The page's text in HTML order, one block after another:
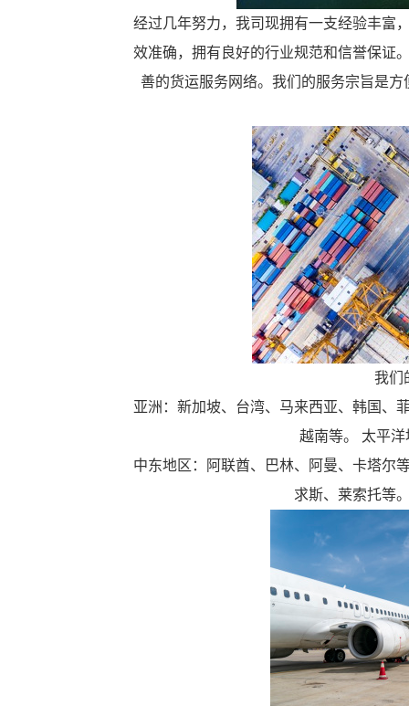
经过几年努力，我司现拥有一支经验丰富
效准确，拥有良好的行业规范和信誉保证
善的货运服务网络。我们的服务宗旨是方
我们
亚洲：新加坡、台湾、马来西亚、韩国、
越南等。 太平
中东地区：阿联酋、巴林、阿曼、卡塔尔
求斯、莱索托等